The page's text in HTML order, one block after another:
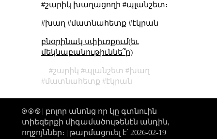
#շարիկ խաղացողի #պլանշետ։
#խաղ #մատնահետք #էկրան
բնօրինակ սփիւռքում(եւ
մեկնաբանութիւննե՞ր)
շարիկ պլանշետ
խաղ
մատնահետք
էկրան
🅭 🅯 🄏 | բոլոր անոնց որ կը գտնուին
տիեզերքի միգամածութենէն անդին,
ողջոյններ։ | թարմացուել է՝ 2026-02-19